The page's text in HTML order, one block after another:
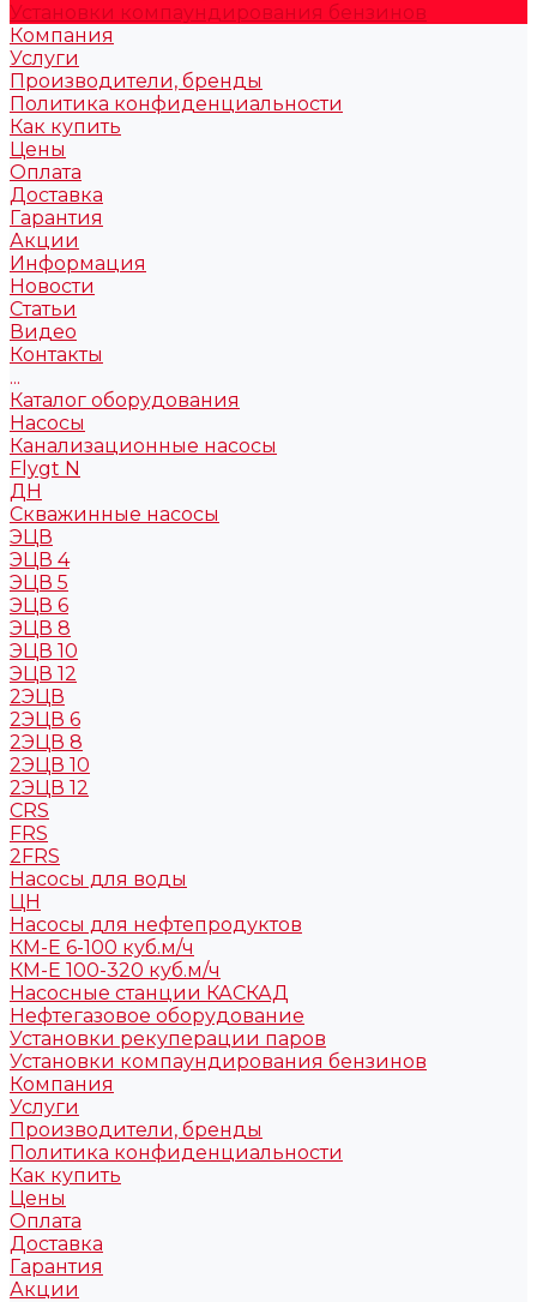
Установки компаундирования бензинов
Компания
Услуги
Производители, бренды
Политика конфиденциальности
Как купить
Цены
Оплата
Доставка
Гарантия
Акции
Информация
Новости
Статьи
Видео
Контакты
...
Каталог оборудования
Насосы
Канализационные насосы
Flygt N
ДН
Скважинные насосы
ЭЦВ
ЭЦВ 4
ЭЦВ 5
ЭЦВ 6
ЭЦВ 8
ЭЦВ 10
ЭЦВ 12
2ЭЦВ
2ЭЦВ 6
2ЭЦВ 8
2ЭЦВ 10
2ЭЦВ 12
CRS
FRS
2FRS
Насосы для воды
ЦН
Насосы для нефтепродуктов
КМ-Е 6-100 куб.м/ч
КМ-Е 100-320 куб.м/ч
Насосные станции КАСКАД
Нефтегазовое оборудование
Установки рекуперации паров
Установки компаундирования бензинов
Компания
Услуги
Производители, бренды
Политика конфиденциальности
Как купить
Цены
Оплата
Доставка
Гарантия
Акции